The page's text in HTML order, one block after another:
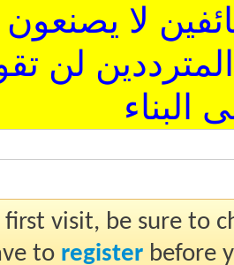
لا يصنعون
لن
first visit, be sure to
toregisterbefore